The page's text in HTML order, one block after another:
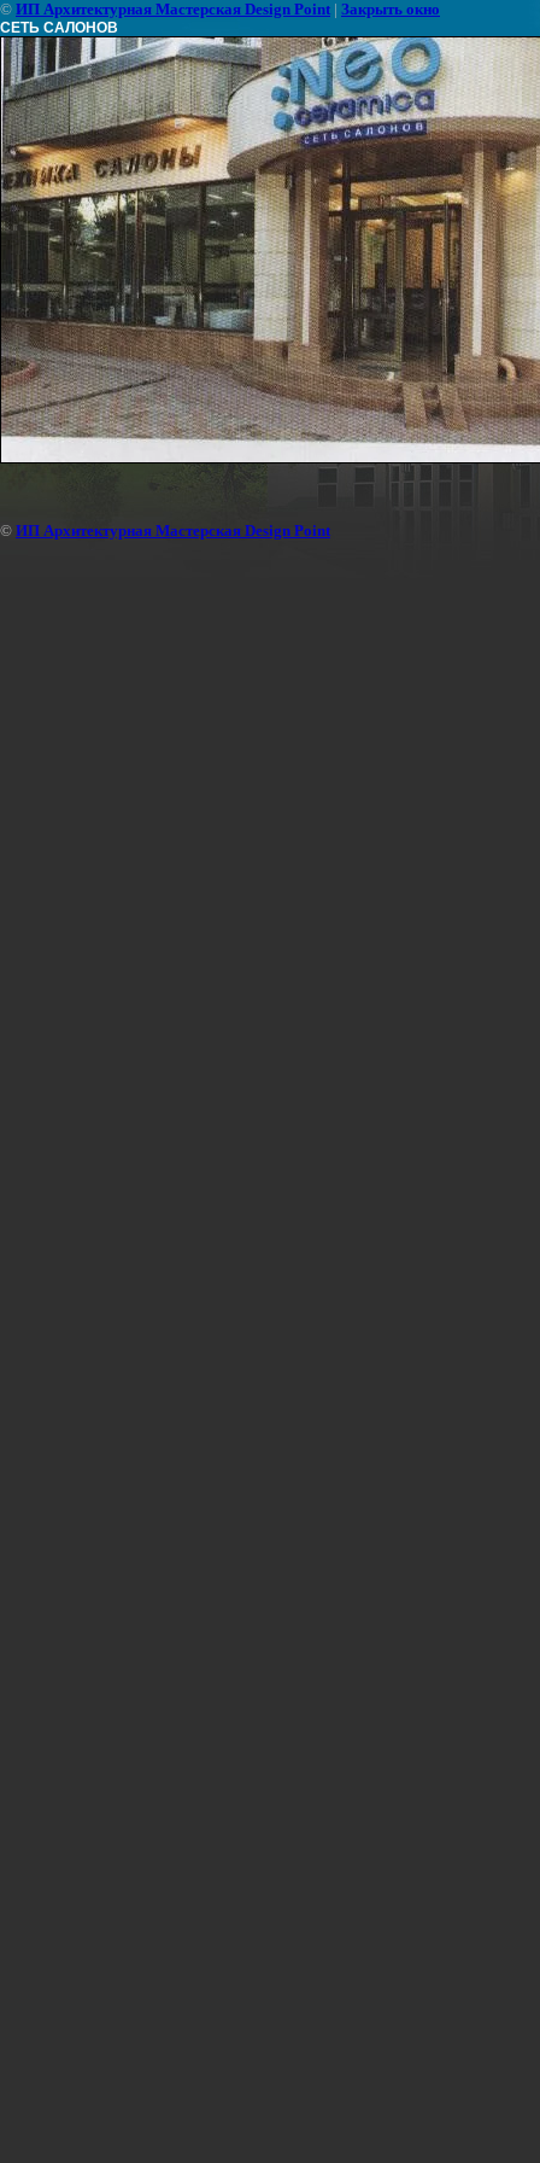
© ИП Архитектурная Мастерская Design Point | Закрыть окно
СЕТЬ САЛОНОВ
© ИП Архитектурная Мастерская Design Point